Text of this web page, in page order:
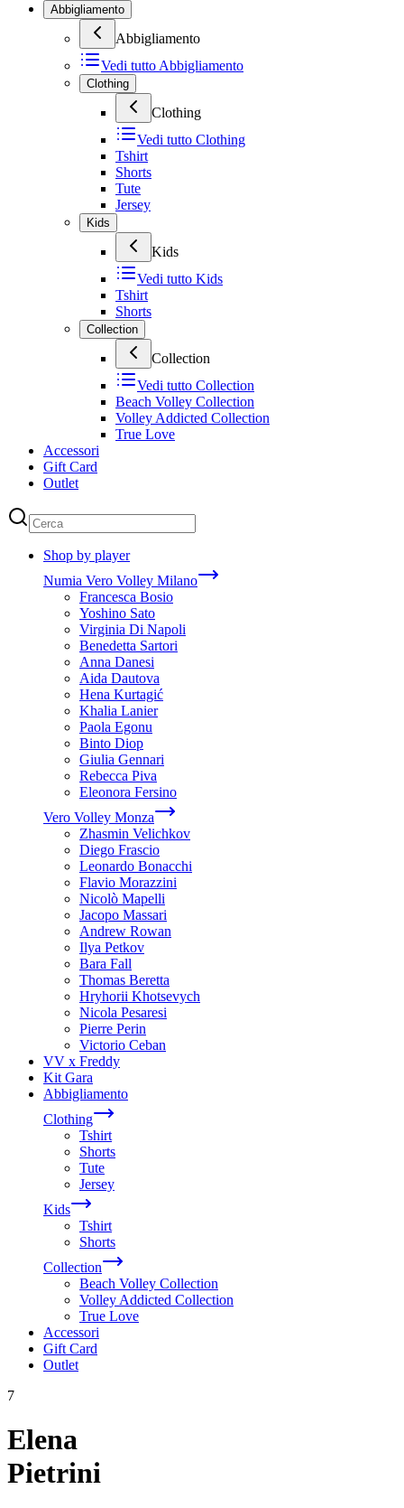
Abbigliamento
Abbigliamento
Vedi tutto Abbigliamento
Clothing
Clothing
Vedi tutto Clothing
Tshirt
Shorts
Tute
Jersey
Kids
Kids
Vedi tutto Kids
Tshirt
Shorts
Collection
Collection
Vedi tutto Collection
Beach Volley Collection
Volley Addicted Collection
True Love
Accessori
Gift Card
Outlet
Shop by player
Numia Vero Volley Milano
Francesca Bosio
Yoshino Sato
Virginia Di Napoli
Benedetta Sartori
Anna Danesi
Aida Dautova
Hena Kurtagić
Khalia Lanier
Paola Egonu
Binto Diop
Giulia Gennari
Rebecca Piva
Eleonora Fersino
Vero Volley Monza
Zhasmin Velichkov
Diego Frascio
Leonardo Bonacchi
Flavio Morazzini
Nicolò Mapelli
Jacopo Massari
Andrew Rowan
Ilya Petkov
Bara Fall
Thomas Beretta
Hryhorii Khotsevych
Nicola Pesaresi
Pierre Perin
Victorio Ceban
VV x Freddy
Kit Gara
Abbigliamento
Clothing
Tshirt
Shorts
Tute
Jersey
Kids
Tshirt
Shorts
Collection
Beach Volley Collection
Volley Addicted Collection
True Love
Accessori
Gift Card
Outlet
7
Elena
Pietrini